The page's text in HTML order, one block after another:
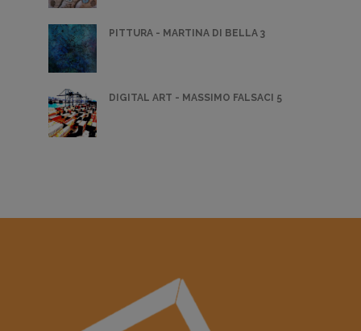
PITTURA - MARTINA DI BELLA 3
DIGITAL ART - MASSIMO FALSACI 5